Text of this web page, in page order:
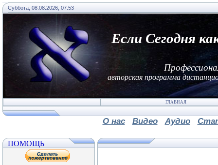
Суббота, 08.08.2026, 07:53
Если Сегодня
авторская программа
ГЛАВНАЯ
О нас Видео Аудио
ПОМОЩЬ